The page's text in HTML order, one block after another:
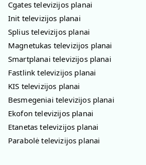
Cgates televizijos planai
Init televizijos planai
Splius televizijos planai
Magnetukas televizijos planai
Smartplanai televizijos planai
Fastlink televizijos planai
KIS televizijos planai
Besmegeniai televizijos planai
Ekofon televizijos planai
Etanetas televizijos planai
Parabolė televizijos planai